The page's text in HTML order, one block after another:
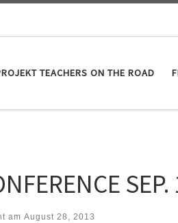
TEACHERS ON THE ROAD
am August 28, 2013